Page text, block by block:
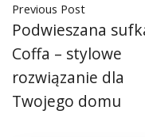
Previous Post
Podwieszana
Coffa – stylowe
rozwiązanie dla
Twojego domu